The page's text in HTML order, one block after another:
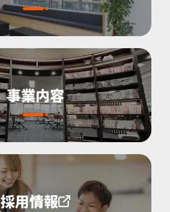
事業内容
採用情報